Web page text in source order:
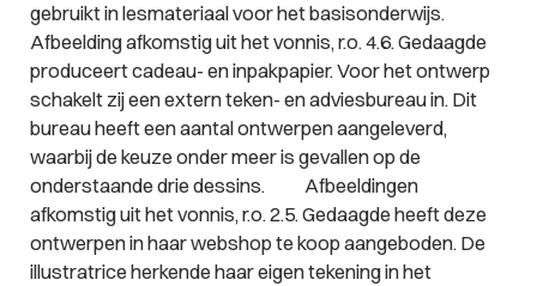
gebruikt in lesmateriaal voor het basisonderwijs.
Afbeelding afkomstig uit het vonnis, r.o. 4.6.Gedaagde
produceert cadeau- en inpakpapier. Voor het ontwerp
schakelt zij een extern teken- en adviesbureau in. Dit
bureau heeft een aantal ontwerpen aangeleverd,
waarbij de keuze onder meer is gevallen op de
onderstaande drie dessins. Afbeeldingen
afkomstig uit het vonnis, r.o. 2.5.Gedaagde heeft deze
ontwerpen in haar webshop te koop aangeboden. De
illustratrice herkende haar eigen tekening in het